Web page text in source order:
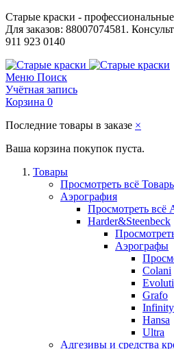
Старые краски -
Для заказов: 88007074581.
911 923 0140
Меню Поиск
Учётная запись
Корзина 0
Последние товары в заказе ×
Ваша корзина покупок пуста.
Товары
Просмотреть всё
Аэрография
Просмотреть всё
Harder&Steenbeck
Аэрографы
Colani
Grafo
Infinity
Hansa
Ultra
Адгезивы и средства